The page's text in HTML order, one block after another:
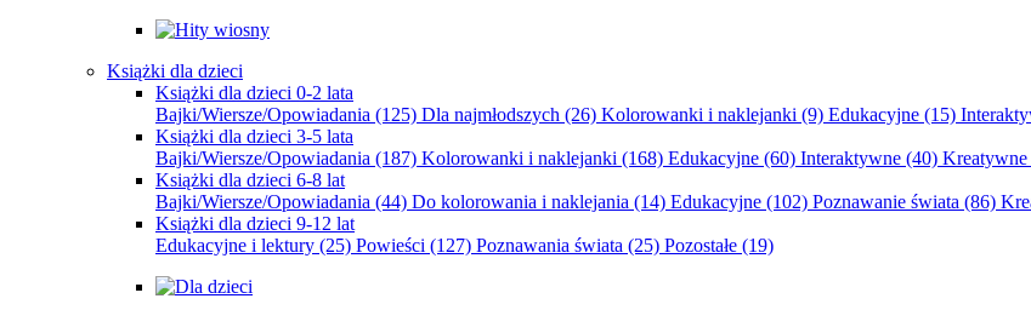
Książki dla dzieci
Książki dla dzieci 0-2 lata
Bajki/Wiersze/Opowiadania (125) Dla najmłodszych (26) Kolorowanki i naklejanki (9) Edukacyjne (15)
Książki dla dzieci 3-5 lata
Bajki/Wiersze/Opowiadania (187) Kolorowanki i naklejanki (168) Edukacyjne (60) Interaktywne (40)
Książki dla dzieci 6-8 lat
Bajki/Wiersze/Opowiadania (44) Do kolorowania i naklejania (14) Edukacyjne (102) Poznawanie świata (86)
Książki dla dzieci 9-12 lat
Edukacyjne i lektury (25) Powieści (127) Poznawania świata (25) Pozostałe (19)